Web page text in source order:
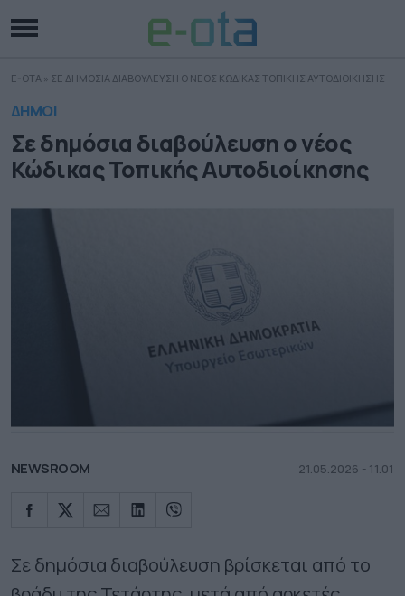
E-OTA » ΣΕ ΔΗΜΟΣΙΑ ΔΙΑΒΟΥΛΕΥΣΗ Ο ΝΕΟΣ ΚΩΔΙΚΑΣ ΤΟΠΙΚΗΣ ΑΥΤΟΔΙΟΙΚΗΣΗΣ
ΔΗΜΟΙ
Σε δημόσια διαβούλευση ο νέος
Κώδικας Τοπικής Αυτοδιοίκησης
NEWSROOM 21.05.2026 - 11.01
Σε δημόσια διαβούλευση βρίσκεται από το